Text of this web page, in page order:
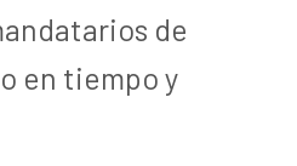
de
en tiempo y